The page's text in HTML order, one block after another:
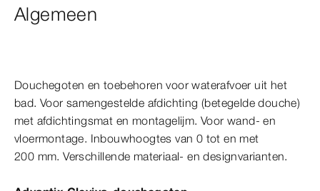
Algemeen
Douchegoten en toebehoren voor waterafvoer uit het
bad. Voor samengestelde afdichting (betegelde douche)
met afdichtingsmat en montagelijm. Voor wand- en
vloermontage. Inbouwhoogtes van 0 tot en met
200 mm. Verschillende materiaal- en designvarianten.